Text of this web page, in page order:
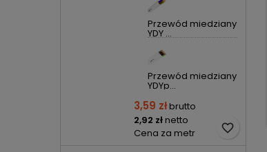
Przewód miedziany
YDY ...
Przewód miedziany
YDYp...
3,59 złbrutto
2,92 złnetto
Cena za metr
favorite_border